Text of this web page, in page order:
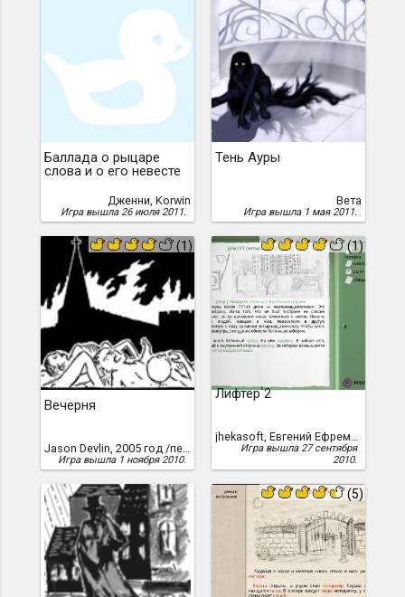
Баллада о рыцаре
слова и о его невесте
Дженни, Korwin
Игра вышла 26 июля 2011.
Тень Ауры
Вета
Игра вышла 1 мая 2011.
(1)
Вечерня
Jason Devlin, 2005 год /перевод Александра Мосьпана, 2010 г./
Игра вышла 1 ноября 2010.
(1)
Лифтер 2
jhekasoft, Евгений Ефремов aka jhekasoft, Евгений Анатольевич Ефремов
Игра вышла 27 сентября
2010.
(5)